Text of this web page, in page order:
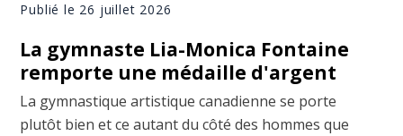
Publié le 26 juillet 2026
La gymnaste Lia-Monica Fontaine
remporte une médaille d'argent
La gymnastique artistique canadienne se porte
plutôt bien et ce autant du côté des hommes que